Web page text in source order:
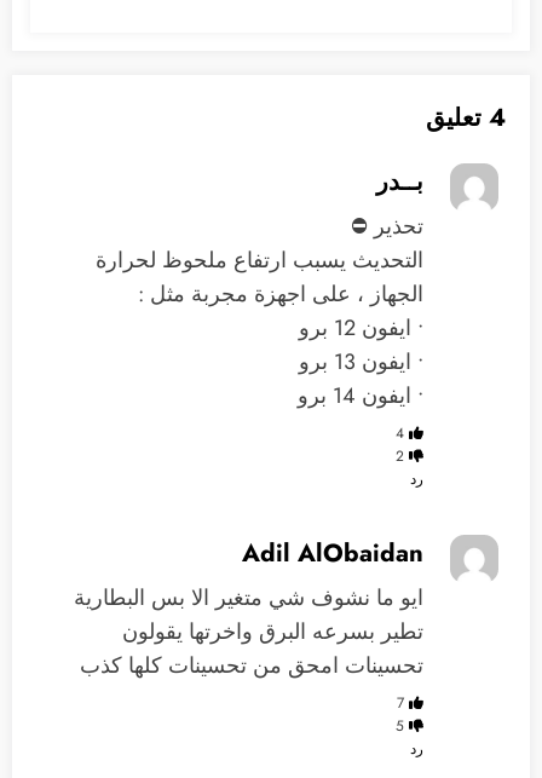
4 تعليق
بــدر
تحذير ⛔️
التحديث يسبب ارتفاع ملحوظ لحرارة
الجهاز ، على اجهزة مجربة مثل :
• ايفون 12 برو
• ايفون 13 برو
• ايفون 14 برو
4
2
رد
Adil AlObaidan
ايو ما نشوف شي متغير الا بس البطارية
تطير بسرعه البرق واخرتها يقولون
تحسينات امحق من تحسينات كلها كذب
7
5
رد